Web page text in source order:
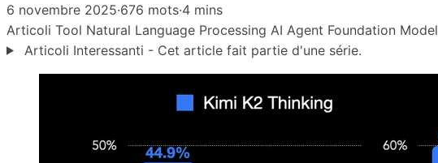
6 novembre 2025·676 mots·4 mins
Articoli Tool Natural Language Processing AI Agent Foundation Model
Articoli Interessanti - Cet article fait partie d'une série.